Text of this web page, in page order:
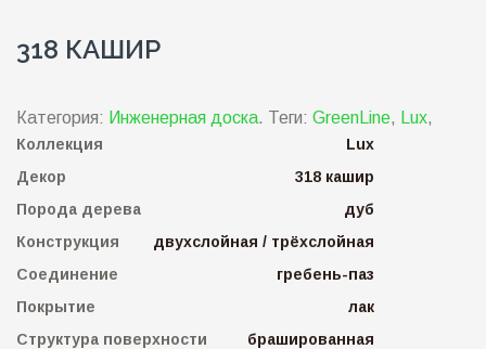
318 КАШИР
Категория: Инженерная доска. Теги: GreenLine, Lux,
Коллекция
Lux
Декор
318 кашир
Порода дерева
дуб
Конструкция
двухслойная / трёхслойная
Соединение
гребень-паз
Покрытие
лак
Структура поверхности
брашированная